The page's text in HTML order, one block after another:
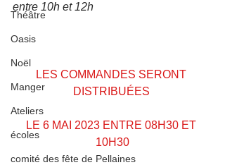
Théâtre
Oasis
Noël
Manger
Ateliers
écoles
comité des fête de Pellaines
entre 10h et 12h
LES COMMANDES SERONT
DISTRIBUÉES
LE 6 MAI 2023 ENTRE 08H30 ET
10H30